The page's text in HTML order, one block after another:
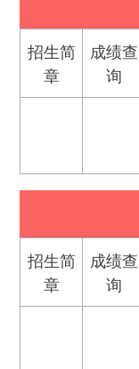
招生简
章
成绩查
询
招生简
章
成绩查
询